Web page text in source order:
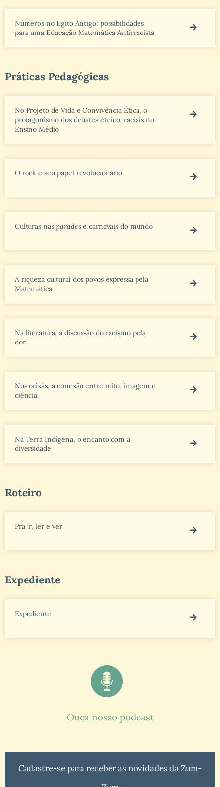
Números no Egito Antigo: possibilidades
para uma Educação Matemática Antirracista
Práticas Pedagógicas
No Projeto de Vida e Convivência Ética, o
protagonismo dos debates étnico-raciais no
Ensino Médio
O rock e seu papel revolucionário
Culturas nas parades e carnavais do mundo
A riqueza cultural dos povos expressa pela
Matemática
Na literatura, a discussão do racismo pela
dor
Nos orixás, a conexão entre mito, imagem e
ciência
Na Terra Indígena, o encanto com a
diversidade
Roteiro
Pra ir, ler e ver
Expediente
Expediente
Ouça nosso podcast
Cadastre-se para receber as novidades da Zum-